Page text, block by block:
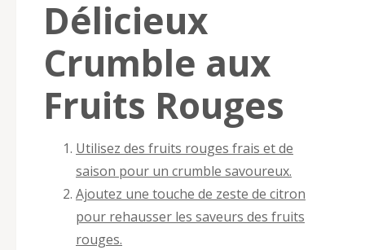
Délicieux
Crumble aux
Fruits Rouges
Utilisez des fruits rouges frais et de
saison pour un crumble savoureux.
Ajoutez une touche de zeste de citron
pour rehausser les saveurs des fruits
rouges.